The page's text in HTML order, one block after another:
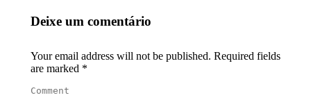
Deixe um comentário
Your email address will not be published. Required fields
are marked *
Comment